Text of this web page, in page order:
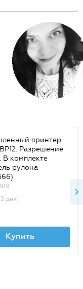
принтер
Разрешение
В комплекте
рулона
дня)
Купить